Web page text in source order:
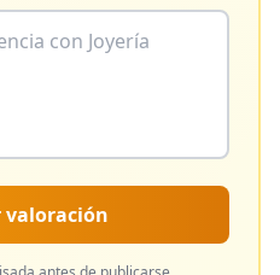
valoración